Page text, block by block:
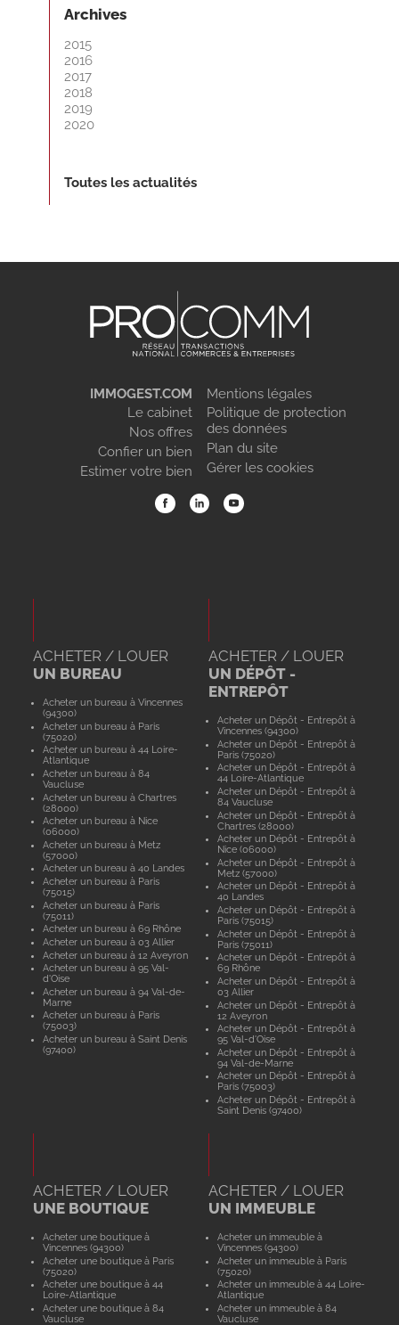
Archives
2015
2016
2017
2018
2019
2020
Toutes les actualités
IMMOGEST.COM
Le cabinet
Nos offres
Confier un bien
Estimer votre bien
Mentions légales
Politique de protection
des données
Plan du site
Gérer les cookies
ACHETER / LOUER
UN BUREAU
Acheter un bureau à Vincennes
(94300)
Acheter un bureau à Paris
(75020)
Acheter un bureau à 44 Loire-
Atlantique
Acheter un bureau à 84
Vaucluse
Acheter un bureau à Chartres
(28000)
Acheter un bureau à Nice
(06000)
Acheter un bureau à Metz
(57000)
Acheter un bureau à 40 Landes
Acheter un bureau à Paris
(75015)
Acheter un bureau à Paris
(75011)
Acheter un bureau à 69 Rhône
Acheter un bureau à 03 Allier
Acheter un bureau à 12 Aveyron
Acheter un bureau à 95 Val-
d'Oise
Acheter un bureau à 94 Val-de-
Marne
Acheter un bureau à Paris
(75003)
Acheter un bureau à Saint Denis
(97400)
ACHETER / LOUER
UN DÉPÔT -
ENTREPÔT
Acheter un Dépôt - Entrepôt à
Vincennes (94300)
Acheter un Dépôt - Entrepôt à
Paris (75020)
Acheter un Dépôt - Entrepôt à
44 Loire-Atlantique
Acheter un Dépôt - Entrepôt à
84 Vaucluse
Acheter un Dépôt - Entrepôt à
Chartres (28000)
Acheter un Dépôt - Entrepôt à
Nice (06000)
Acheter un Dépôt - Entrepôt à
Metz (57000)
Acheter un Dépôt - Entrepôt à
40 Landes
Acheter un Dépôt - Entrepôt à
Paris (75015)
Acheter un Dépôt - Entrepôt à
Paris (75011)
Acheter un Dépôt - Entrepôt à
69 Rhône
Acheter un Dépôt - Entrepôt à
03 Allier
Acheter un Dépôt - Entrepôt à
12 Aveyron
Acheter un Dépôt - Entrepôt à
95 Val-d'Oise
Acheter un Dépôt - Entrepôt à
94 Val-de-Marne
Acheter un Dépôt - Entrepôt à
Paris (75003)
Acheter un Dépôt - Entrepôt à
Saint Denis (97400)
ACHETER / LOUER
UNE BOUTIQUE
Acheter une boutique à
Vincennes (94300)
Acheter une boutique à Paris
(75020)
Acheter une boutique à 44
Loire-Atlantique
Acheter une boutique à 84
Vaucluse
ACHETER / LOUER
UN IMMEUBLE
Acheter un immeuble à
Vincennes (94300)
Acheter un immeuble à Paris
(75020)
Acheter un immeuble à 44 Loire-
Atlantique
Acheter un immeuble à 84
Vaucluse